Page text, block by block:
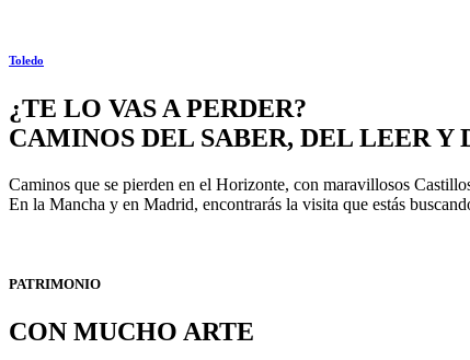
Toledo
¿TE LO VAS A PERDER?
CAMINOS DEL SABER, DEL LEER Y
Caminos que se pierden en el Horizonte, con maravillosos
En la Mancha y en Madrid, encontrarás la visita que estás
PATRIMONIO
CON MUCHO ARTE